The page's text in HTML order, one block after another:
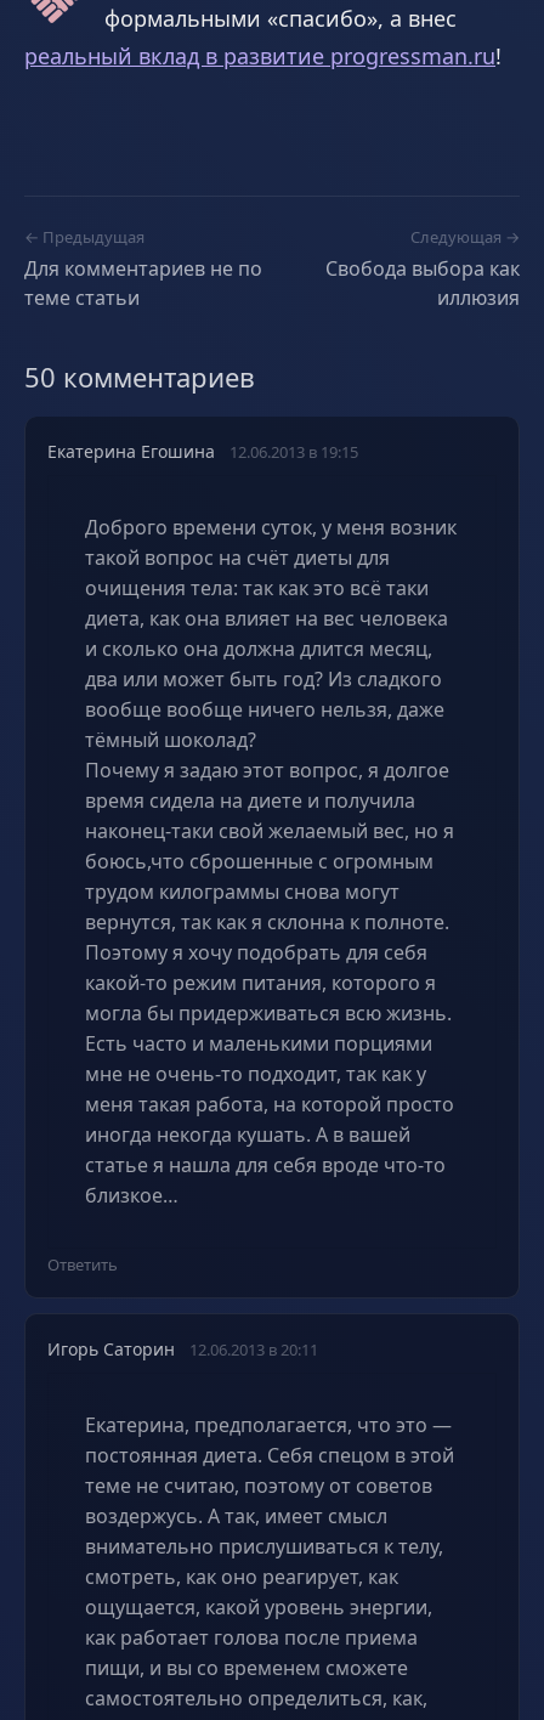
формальными «спасибо», а внес
реальный вклад в развитие progressman.ru!
← Предыдущая
Для комментариев не по
теме статьи
Следующая →
Свобода выбора как
иллюзия
50 комментариев
Екатерина Егошина 12.06.2013 в 19:15
Доброго времени суток, у меня возник
такой вопрос на счёт диеты для
очищения тела: так как это всё таки
диета, как она влияет на вес человека
и сколько она должна длится месяц,
два или может быть год? Из сладкого
вообще вообще ничего нельзя, даже
тёмный шоколад?
Почему я задаю этот вопрос, я долгое
время сидела на диете и получила
наконец-таки свой желаемый вес, но я
боюсь,что сброшенные с огромным
трудом килограммы снова могут
вернутся, так как я склонна к полноте.
Поэтому я хочу подобрать для себя
какой-то режим питания, которого я
могла бы придерживаться всю жизнь.
Есть часто и маленькими порциями
мне не очень-то подходит, так как у
меня такая работа, на которой просто
иногда некогда кушать. А в вашей
статье я нашла для себя вроде что-то
близкое…
Ответить
Игорь Саторин 12.06.2013 в 20:11
Екатерина, предполагается, что это —
постоянная диета. Себя спецом в этой
теме не считаю, поэтому от советов
воздержусь. А так, имеет смысл
внимательно прислушиваться к телу,
смотреть, как оно реагирует, как
ощущается, какой уровень энергии,
как работает голова после приема
пищи, и вы со временем сможете
самостоятельно определиться, как,